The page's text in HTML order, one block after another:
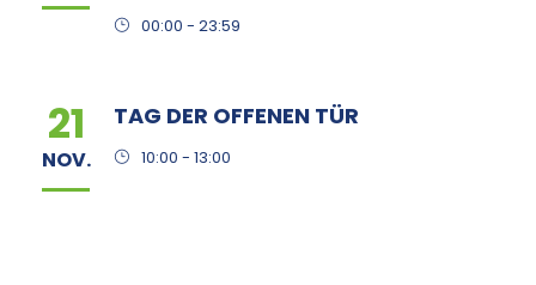
00:00 - 23:59
21
NOV.
TAG DER OFFENEN TÜR
10:00 - 13:00